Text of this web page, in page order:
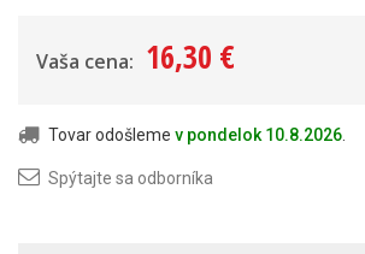
Vaša cena: 16,30 €
Tovar odošleme v pondelok 10.8.2026
Spýtajte sa odborníka